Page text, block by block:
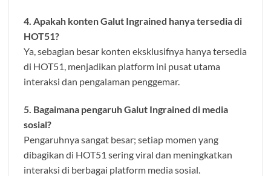
4. Apakah konten Galut Ingrained hanya tersedia di
HOT51?
Ya, sebagian besar konten eksklusifnya hanya tersedia
di HOT51, menjadikan platform ini pusat utama
interaksi dan pengalaman penggemar.
5. Bagaimana pengaruh Galut Ingrained di media
sosial?
Pengaruhnya sangat besar; setiap momen yang
dibagikan di HOT51 sering viral dan meningkatkan
interaksi di berbagai platform media sosial.